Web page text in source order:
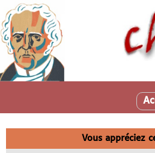
Vous appréciez